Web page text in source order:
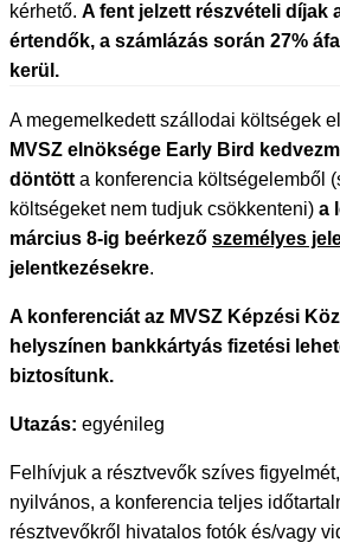
kérhető. A fent jelzett részvételi díjak
értendők, a számlázás során 27%
kerül.
A megemelkedett szállodai költségek
MVSZ elnöksége Early Bird
döntötta konferencia költségelemből
költségeket nem tudjuk csökkenteni) a
március 8-ig beérkező személyes
jelentkezésekre.
A konferenciát az MVSZ Képzési
helyszínen bankkártyás fizetési
biztosítunk.
Utazás: egyénileg
Felhívjuk a résztvevők szíves
nyilvános, a konferencia teljes
résztvevőkről hivatalos fotók és/vagy